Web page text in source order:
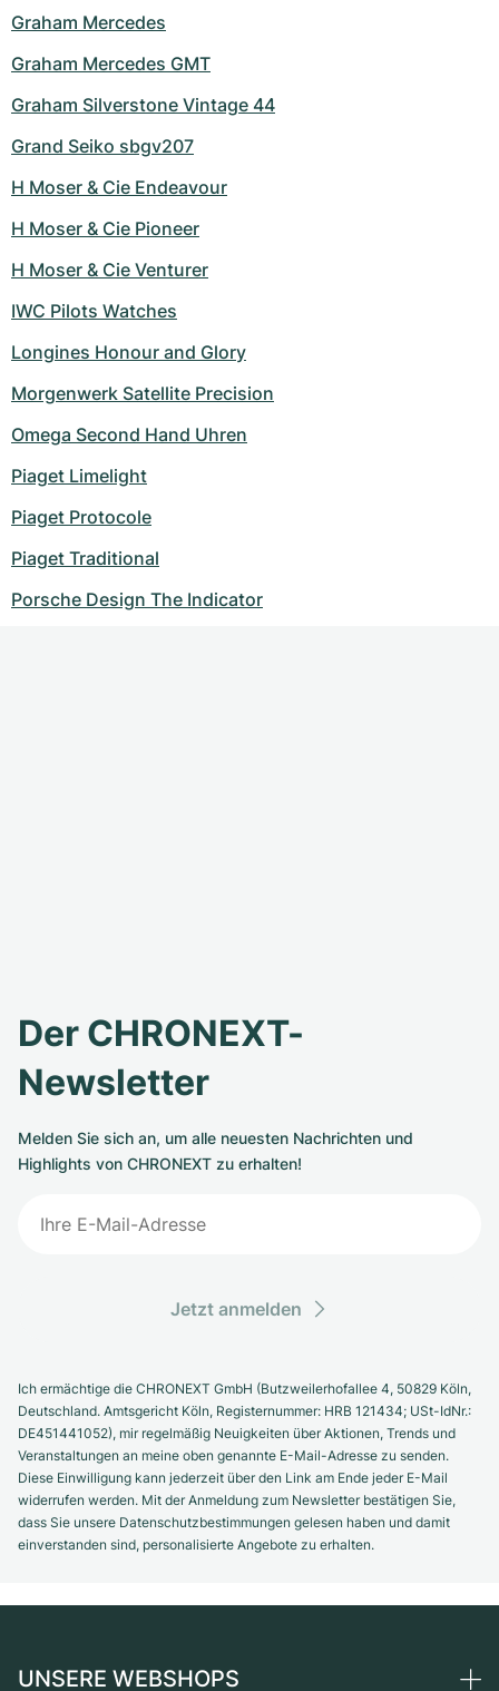
Graham Mercedes
Graham Mercedes GMT
Graham Silverstone Vintage 44
Grand Seiko sbgv207
H Moser & Cie Endeavour
H Moser & Cie Pioneer
H Moser & Cie Venturer
IWC Pilots Watches
Longines Honour and Glory
Morgenwerk Satellite Precision
Omega Second Hand Uhren
Piaget Limelight
Piaget Protocole
Piaget Traditional
Porsche Design The Indicator
Der CHRONEXT-
Newsletter
Melden Sie sich an, um alle neuesten Nachrichten und
Highlights von CHRONEXT zu erhalten!
Jetzt anmelden
Ich ermächtige die CHRONEXT GmbH (Butzweilerhofallee 4, 50829 Köln,
Deutschland. Amtsgericht Köln, Registernummer: HRB 121434; USt-IdNr.:
DE451441052), mir regelmäßig Neuigkeiten über Aktionen, Trends und
Veranstaltungen an meine oben genannte E-Mail-Adresse zu senden.
Diese Einwilligung kann jederzeit über den Link am Ende jeder E-Mail
widerrufen werden. Mit der Anmeldung zum Newsletter bestätigen Sie,
dass Sie unsere Datenschutzbestimmungen gelesen haben und damit
einverstanden sind, personalisierte Angebote zu erhalten.
UNSERE WEBSHOPS